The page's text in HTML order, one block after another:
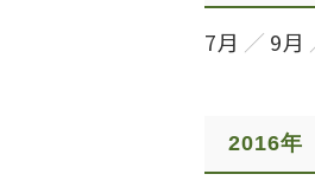
7月 9月
2016年